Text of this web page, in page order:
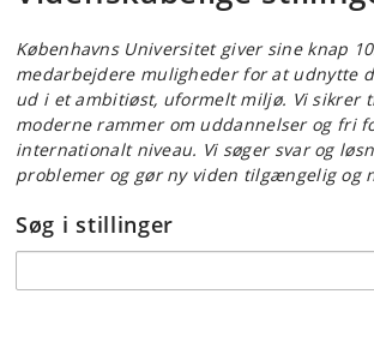
Københavns Universitet giver sine knap
medarbejdere muligheder for at udnytte
ud i et ambitiøst, uformelt miljø. Vi sikrer
moderne rammer om uddannelser og fri
internationalt niveau. Vi søger svar og
problemer og gør ny viden tilgængelig og
Søg i stillinger